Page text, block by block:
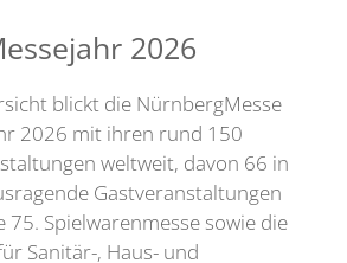
2026
blickt die NürnbergMesse
2026 mit ihren rund 150
weltweit, davon 66 in
Gastveranstaltungen
75. Spielwarenmesse sowie die
Sanitär-, Haus- und